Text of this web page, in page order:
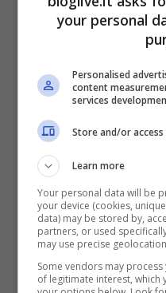
privo di vita
— RTL 102.5
30, 2020
your personal
Personalised
content
services
Store and/or
Learn more
Your personal data will be
your device (cookies,
data) may be stored by,
partners, or used
may use precise
Some vendors may
of legitimate interest, which